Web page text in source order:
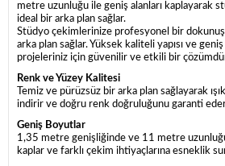
metre uzunluğu ile geniş alanları kaplayarak
ideal bir arka plan sağlar.
Stüdyo çekimlerinize profesyonel bir
arka plan sağlar. Yüksek kaliteli yapısı ve
projeleriniz için güvenilir ve etkili bir
Renk ve Yüzey Kalitesi
Temiz ve pürüzsüz bir arka plan sağlayarak
indirir ve doğru renk doğruluğunu garanti
Geniş Boyutlar
1,35 metre genişliğinde ve 11 metre
kaplar ve farklı çekim ihtiyaçlarına esneklik